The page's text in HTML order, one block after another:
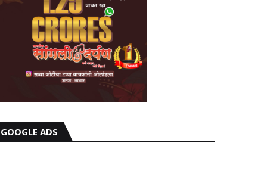
GOOGLE ADS